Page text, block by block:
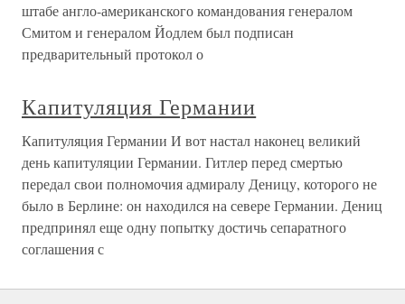
штабе англо-американского командования генералом
Смитом и генералом Йодлем был подписан
предварительный протокол о
Капитуляция Германии
Капитуляция Германии И вот настал наконец великий
день капитуляции Германии. Гитлер перед смертью
передал свои полномочия адмиралу Деницу, которого не
было в Берлине: он находился на севере Германии. Дениц
предпринял еще одну попытку достичь сепаратного
соглашения с